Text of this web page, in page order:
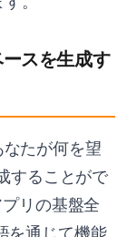
スを生成す
たが何を望
することがで
リの基盤全